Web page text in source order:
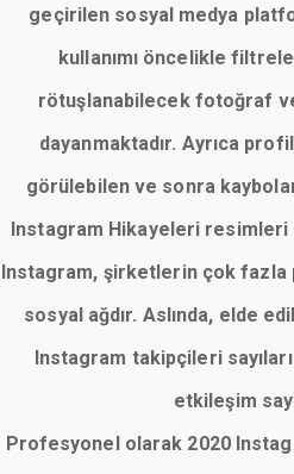
geçirilen sosyal medya
kullanımı öncelikle
rötuşlanabilecek fotoğraf
dayanmaktadır. Ayrıca
görülebilen ve sonra
Instagram Hikayeleri
Instagram, şirketlerin çok
sosyal ağdır. Aslında, elde
Instagram takipçileri
etkileşim
Profesyonel olarak 2020